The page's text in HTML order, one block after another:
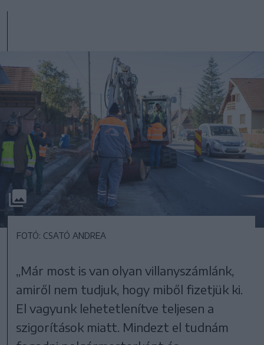
FOTÓ: CSATÓ ANDREA
„Már most is van olyan villanyszámlánk,
amiről nem tudjuk, hogy miből fizetjük ki.
El vagyunk lehetetlenítve teljesen a
szigorítások miatt. Mindezt el tudnám